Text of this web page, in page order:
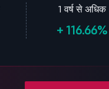
1 वर्ष से अधिक
+ 116.66%